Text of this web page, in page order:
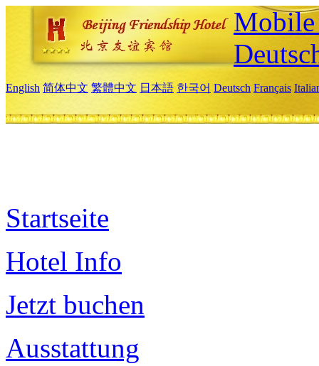
English 简体中文 繁體中文 日本語 한국어 Deutsch Français
Startseite
Hotel Info
Jetzt buchen
Ausstattung